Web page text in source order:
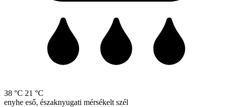
38 °C 21 °C
enyhe eső, északnyugati mérsékelt szél